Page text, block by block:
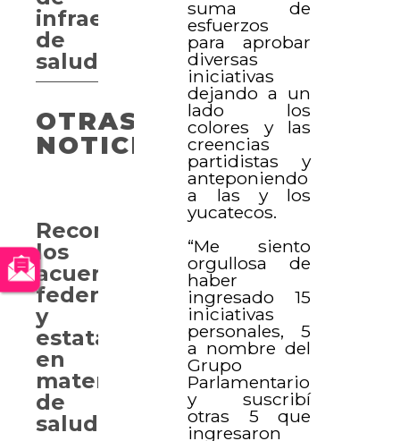
suma de
esfuerzos
para aprobar
diversas
iniciativas
dejando a un
lado los
colores y las
creencias
partidistas y
anteponiendo
a las y los
yucatecos.
“Me siento
orgullosa de
haber
ingresado 15
iniciativas
personales, 5
a nombre del
Grupo
Parlamentario
y suscribí
otras 5 que
ingresaron
infraestructura
de
salud
OTRAS
NOTICIAS
Reconocen
los
acuerdos
federales
y
estatales
en
materia
de
salud